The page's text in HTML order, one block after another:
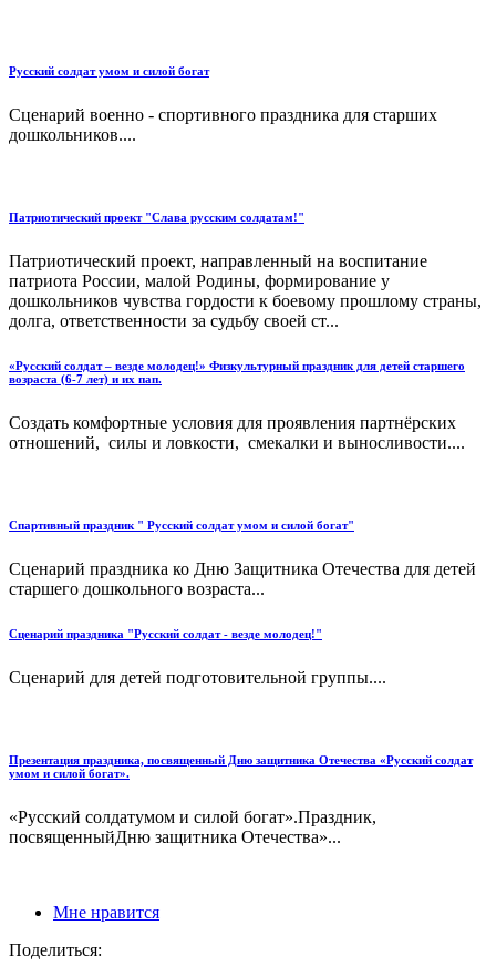
Русский солдат умом и силой богат
Сценарий военно - спортивного праздника для старших
дошкольников....
Патриотический проект "Слава русским солдатам!"
Патриотический проект, направленный на воспитание
патриота России, малой Родины, формирование у
дошкольников чувства гордости к боевому прошлому страны,
долга, ответственности за судьбу своей ст...
«Русский солдат – везде молодец!» Физкультурный праздник для детей старшего
возраста (6-7 лет) и их пап.
Создать комфортные условия для проявления партнёрских
отношений, силы и ловкости, смекалки и выносливости....
Спартивный праздник " Русский солдат умом и силой богат"
Сценарий праздника ко Дню Защитника Отечества для детей
старшего дошкольного возраста...
Сценарий праздника "Русский солдат - везде молодец!"
Сценарий для детей подготовительной группы....
Презентация праздника, посвященный Дню защитника Отечества «Русский солдат
умом и силой богат».
«Русский солдатумом и силой богат».Праздник,
посвященныйДню защитника Отечества»...
Мне нравится
Поделиться: